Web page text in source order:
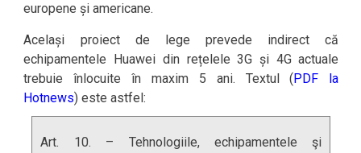
europene și americane.
Același proiect de lege prevede indirect că
echipamentele Huawei din rețelele 3G și 4G actuale
trebuie înlocuite în maxim 5 ani. Textul (PDF la
Hotnews) este astfel:
Art. 10. – Tehnologiile, echipamentele şi